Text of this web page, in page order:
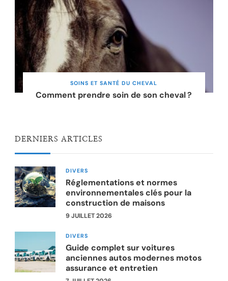
SOINS ET SANTÉ DU CHEVAL
Comment prendre soin de son cheval ?
DERNIERS ARTICLES
DIVERS
Réglementations et normes
environnementales clés pour la
construction de maisons
9 JUILLET 2026
DIVERS
Guide complet sur voitures
anciennes autos modernes motos
assurance et entretien